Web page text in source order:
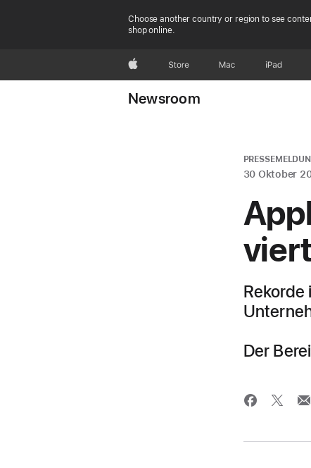
Choose another country or region to see
shop online.
Apple Store Mac iPad
Newsroom
30 Oktober
Der